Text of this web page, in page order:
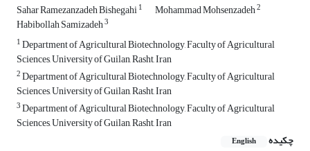
Sahar Ramezanzadeh Bishegahi1 Mohammad Mohsenzadeh2
Habibollah Samizadeh3
1Department of Agricultural Biotechnology, Faculty of Agricultural
Sciences, University of Guilan, Rasht, Iran
2Department of Agricultural Biotechnology, Faculty of Agricultural
Sciences, University of Guilan, Rasht, Iran
3Department of Agricultural Biotechnology, Faculty of Agricultural
Sciences, University of Guilan, Rasht, Iran
چکیده
English